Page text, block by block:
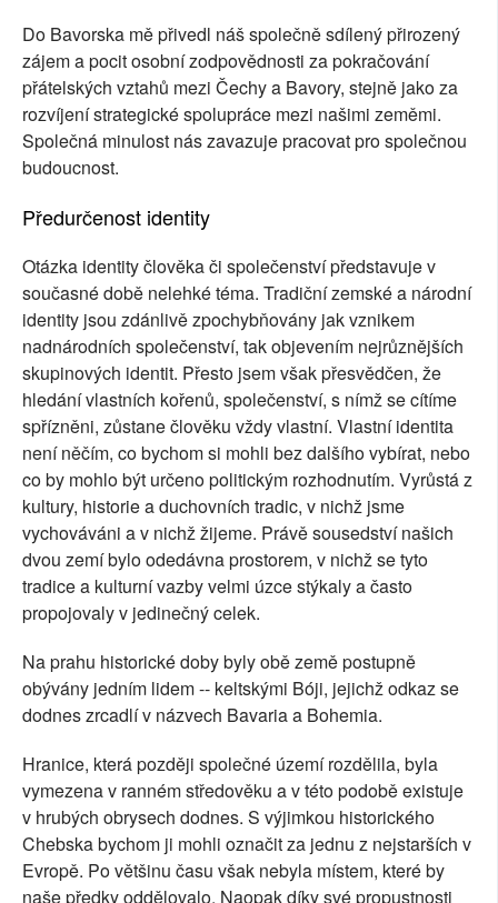
Do Bavorska mě přivedl náš společně sdílený přirozený
zájem a pocit osobní zodpovědnosti za pokračování
přátelských vztahů mezi Čechy a Bavory, stejně jako za
rozvíjení strategické spolupráce mezi našimi zeměmi.
Společná minulost nás zavazuje pracovat pro společnou
budoucnost.
Předurčenost identity
Otázka identity člověka či společenství představuje v
současné době nelehké téma. Tradiční zemské a národní
identity jsou zdánlivě zpochybňovány jak vznikem
nadnárodních společenství, tak objevením nejrůznějších
skupinových identit. Přesto jsem však přesvědčen, že
hledání vlastních kořenů, společenství, s nímž se cítíme
spřízněni, zůstane člověku vždy vlastní. Vlastní identita
není něčím, co bychom si mohli bez dalšího vybírat, nebo
co by mohlo být určeno politickým rozhodnutím. Vyrůstá z
kultury, historie a duchovních tradic, v nichž jsme
vychováváni a v nichž žijeme. Právě sousedství našich
dvou zemí bylo odedávna prostorem, v nichž se tyto
tradice a kulturní vazby velmi úzce stýkaly a často
propojovaly v jedinečný celek.
Na prahu historické doby byly obě země postupně
obývány jedním lidem -- keltskými Bóji, jejichž odkaz se
dodnes zrcadlí v názvech Bavaria a Bohemia.
Hranice, která později společné území rozdělila, byla
vymezena v ranném středověku a v této podobě existuje
v hrubých obrysech dodnes. S výjimkou historického
Chebska bychom ji mohli označit za jednu z nejstarších v
Evropě. Po většinu času však nebyla místem, které by
naše předky oddělovalo. Naopak díky své propustnosti